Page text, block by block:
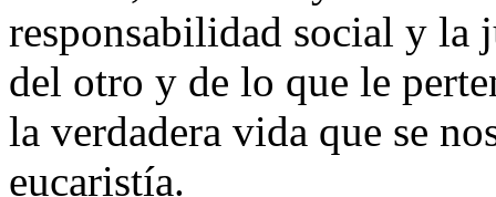
responsabilidad social y la
del otro y de lo que le
la verdadera vida que se
eucaristía.